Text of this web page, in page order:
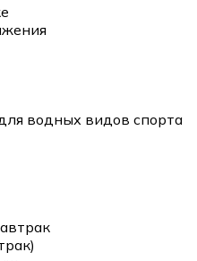
водных видов спорта